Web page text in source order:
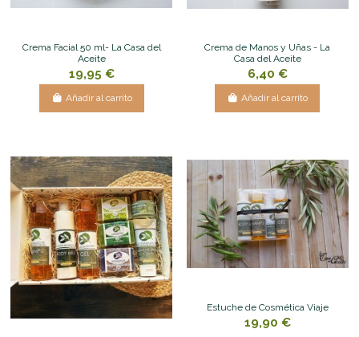
Crema Facial 50 ml- La Casa del
Aceite
19,95 €
Añadir al carrito
Crema de Manos y Uñas - La
Casa del Aceite
6,40 €
Añadir al carrito
Estuche de Cosmética Viaje
19,90 €